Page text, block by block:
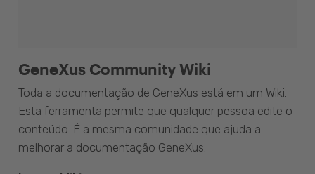
GeneXus Community Wiki
Toda a documentação de GeneXus está em um Wiki.
Esta ferramenta permite que qualquer pessoa edite o
conteúdo. É a mesma comunidade que ajuda a
melhorar a documentação GeneXus.